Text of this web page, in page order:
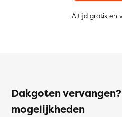
Altijd gratis en
Dakgoten
mogelijkheden